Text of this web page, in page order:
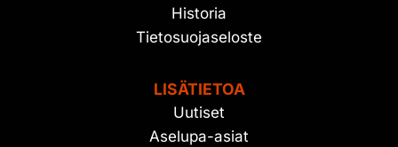
Historia
Tietosuojaseloste
LISÄTIETOA
Uutiset
Aselupa-asiat